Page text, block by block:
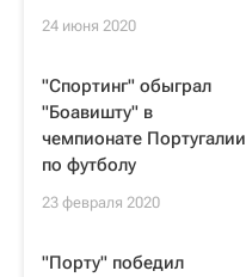
24 июня 2020
"Спортинг" обыграл
"Боавишту" в
чемпионате Португалии
по футболу
23 февраля 2020
"Порту" победил